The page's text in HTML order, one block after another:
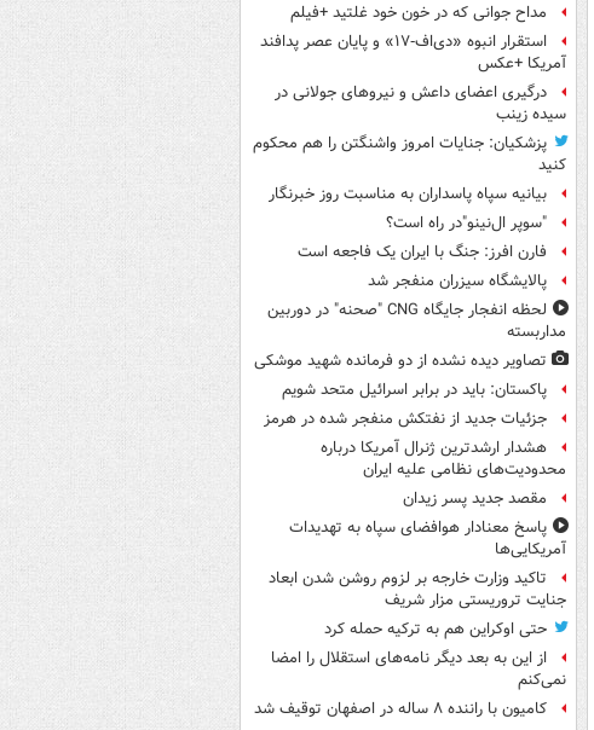
مداح جوانی که در خون خود غلتید +فیلم
استقرار انبوه «دی‌اف‑۱۷» و پایان عصر پدافند
آمریکا +عکس
درگیری اعضای داعش و نیروهای جولانی در
سیده زینب
پزشکیان: جنایات امروز واشنگتن را هم محکوم
کنید
بیانیه سپاه پاسداران به مناسبت روز خبرنگار
"سوپر ال‌نینو"در راه است؟
فارن افرز: جنگ با ایران یک فاجعه است
پالایشگاه سیزران منفجر شد
لحظه انفجار جایگاه CNG "صحنه" در دوربین
مداربسته
تصاویر دیده‌ نشده از دو فرمانده شهید موشکی
پاکستان: باید در برابر اسرائیل متحد شویم
جزئیات جدید از نفتکش منفجر شده در هرمز
هشدار ارشدترین ژنرال آمریکا درباره
محدودیت‌های نظامی علیه ایران
مقصد جدید پسر زیدان
پاسخ معنادار هوافضای سپاه به تهدیدات
آمریکایی‌ها
تاکید وزارت خارجه بر لزوم روشن شدن ابعاد
جنایت تروریستی مزار شریف
حتی اوکراین هم به ترکیه حمله کرد
از این به بعد دیگر نامه‌های استقلال را امضا
نمی‌کنم
کامیون با راننده ۸ ساله در اصفهان توقیف شد